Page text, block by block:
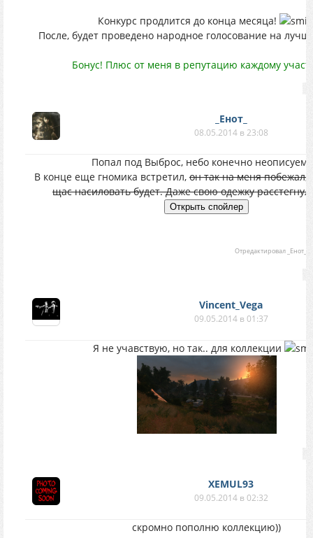
Конкурс продлится до конца месяца!
После, будет проведено народное голосование на
Бонус! Плюс от меня в репутацию каждому
_Енот_
08.05.2014 в 23:08
Попал под Выброс, небо конечно
В конце еще гномика встретил, он так на меня побежал,
щас насиловать будет. Даже свою одежку расстегнул.
Отредактировал _Енот_
Vincent_Vega
09.05.2014 в 01:37
Я не учавствую, но так.. для коллекции
XEMUL93
09.05.2014 в 02:32
скромно пополню коллекцию))